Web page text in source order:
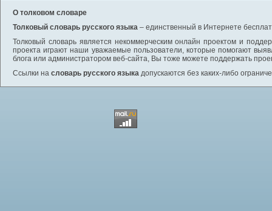
О толковом словаре
Толковый словарь русского языка – единственный в Интернете
Толковый словарь является некоммерческим онлайн проектом и
проекта играют наши уважаемые пользователи, которые помогают
блога или администратором веб-сайта, Вы тоже можете поддержать
Ссылки на словарь русского языка допускаются без каких-либо